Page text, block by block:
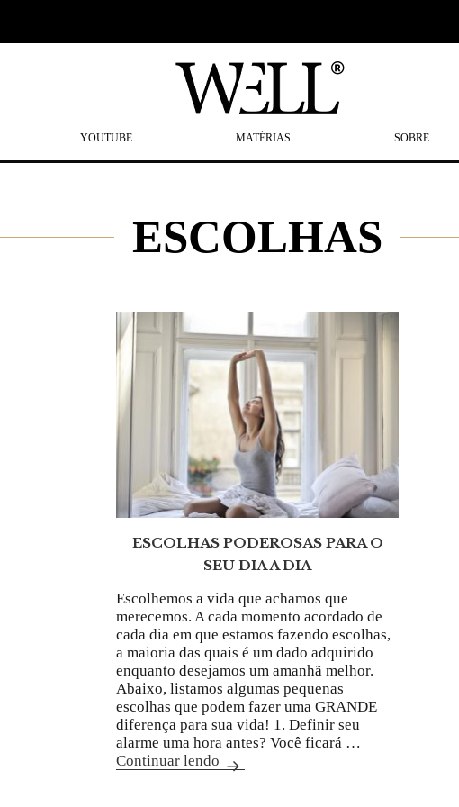
YOUTUBE MATÉRIAS SOBRE
ESCOLHAS
ESCOLHAS PODEROSAS PARA O
SEU DIA A DIA
Escolhemos a vida que achamos que
merecemos. A cada momento acordado de
cada dia em que estamos fazendo escolhas,
a maioria das quais é um dado adquirido
enquanto desejamos um amanhã melhor.
Abaixo, listamos algumas pequenas
escolhas que podem fazer uma GRANDE
diferença para sua vida! 1. Definir seu
alarme uma hora antes? Você ficará …
Continuar lendo